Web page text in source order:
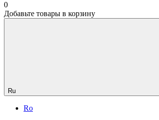
0
Добавьте товары в корзину
Ru
Ro